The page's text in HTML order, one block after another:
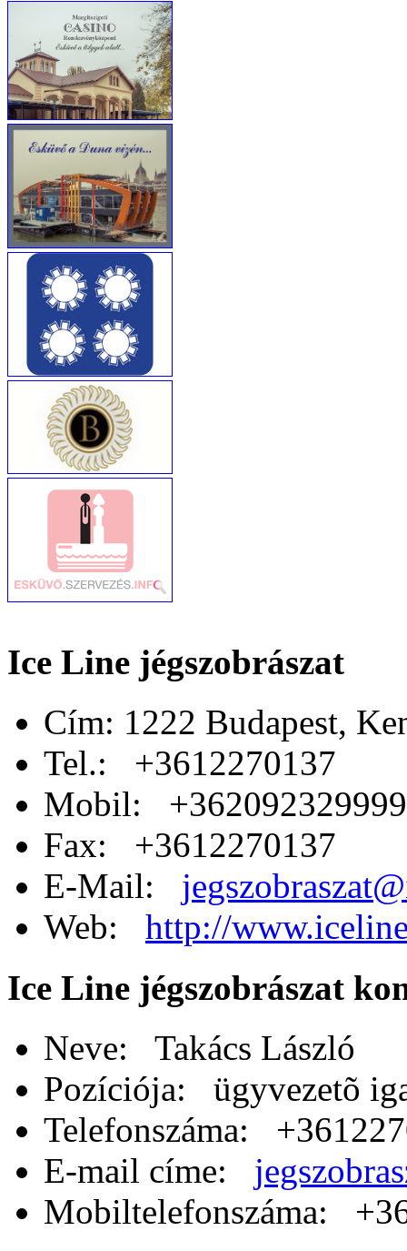
Ice Line jégszobrászat
Cím: 1222 Budapest,
Tel.: +3612270137
Mobil: +362092329999
Fax: +3612270137
E-Mail:
Web: http://
Ice Line jégszobrászat
Neve: Takács László
Pozíciója: ügyvezetõ
Telefonszáma:
E-mail címe:
Mobiltelefonszáma: